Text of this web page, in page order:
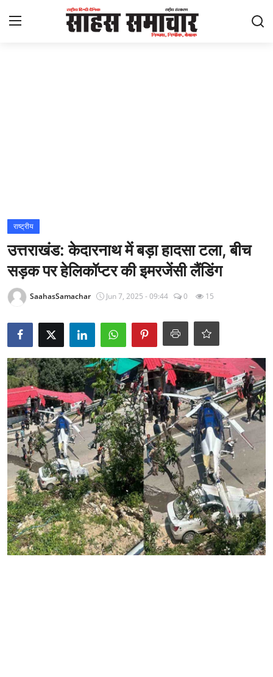
राज्य
अंतराष्ट्रीय
राजनीति
Epaper
धर्म
लाइफस्टाइल
टेक
राष्ट्रीय
उत्तराखंड: केदारनाथ में बड़ा हादसा टला, बीच
सड़क पर हेलिकॉप्टर की इमरजेंसी लैंडिंग
SaahasSamachar Jun 7, 2025 - 09:44 0 15